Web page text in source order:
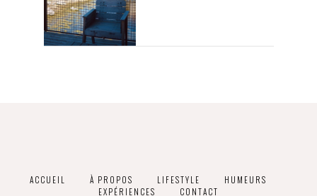
ACCUEIL À PROPOS LIFESTYLE
HUMEURS
EXPÉRIENCES
CONTACT